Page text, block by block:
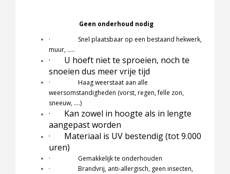
Geen onderhoud nodig
· Snel plaatsbaar op een bestaand hekwerk,
muur, …..
·
U hoeft niet te sproeien, noch te
snoeien dus meer vrije tijd
· Haag weerstaat aan alle
weersomstandigheden (vorst, regen, felle zon,
sneeuw, ….)
·
Kan zowel in hoogte als in lengte
aangepast worden
·
Materiaal is UV bestendig (tot 9.000
uren)
· Gemakkelijk te onderhouden
· Brandvrij, anti-allergisch, geen insecten,